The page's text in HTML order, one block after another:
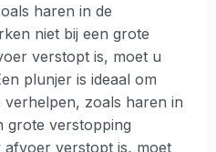
haren in de
niet bij een grote
verstopt is, moet u
plunjer is ideaal om
zoals haren in
grote verstopping
verstopt is, moet